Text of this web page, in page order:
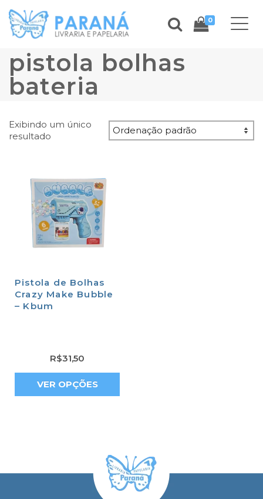
0
pistola bolhas
bateria
Exibindo um único
resultado
Pistola de Bolhas
Crazy Make Bubble
– Kbum
R$31,50
VER OPÇÕES